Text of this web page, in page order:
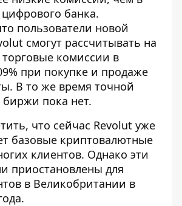
банка.
пользователи новой
смогут рассчитывать на
комиссии в
при покупке и продаже
В то же время точной
биржи пока нет.
что сейчас Revolut уже
базовые криптовалютные
клиентов. Однако эти
приостановлены для
в Великобритании в